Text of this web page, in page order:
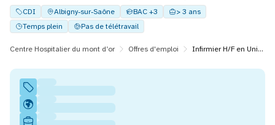
CDI Albigny-sur-Saône BAC +3
> 3 ans
Temps plein
Pas de télétravail
Centre Hospitalier du mont d’or Offres d'emploi Infirmier H/F en Unité Cognitivo Comportementale